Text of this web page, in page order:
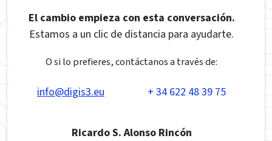
El cambio empieza con esta conversación.
Estamos a un clic de distancia para ayudarte.
O si lo prefieres, contáctanos a través de:
info@digis3.eu + 34 622 48 39 75
Ricardo S. Alonso Rincón